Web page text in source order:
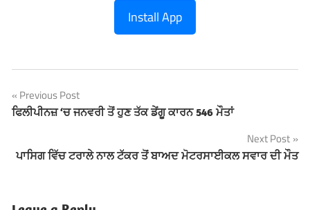
Install App
Post
navigation
Previous Post
ਫਿਲੀਪੀਨਜ਼ ‘ਚ ਜਨਵਰੀ ਤੋਂ ਹੁਣ ਤੱਕ ਡੇਂਗੂ ਕਾਰਨ 546 ਮੌਤਾਂ
Next Post
ਪਾਸਿਗ ਵਿੱਚ ਟਰਾਲੇ ਨਾਲ ਟੱਕਰ ਤੋਂ ਬਾਅਦ ਮੋਟਰਸਾਈਕਲ ਸਵਾਰ ਦੀ ਮੌਤ